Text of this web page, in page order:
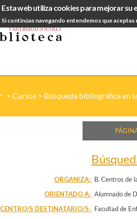
Esta web utiliza cookies para mejorar su
Si continúas navegando entendemos que
> Cursos > Búsqueda bibliográfica en
ORGANIZA: B. Centros de
ORIENTADO A: Alumnado de
CENTRO/S DESTINATARIO/S: Facultad de